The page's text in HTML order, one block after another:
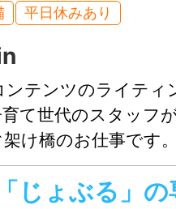
平日休みあり
ンテンツのライテ
て世代のスタッフ
け橋のお仕事です